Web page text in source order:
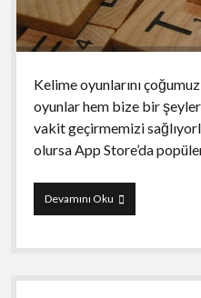
Kelime oyunlarını
oyunlar hem bize bir
vakit geçirmemizi
olursa App Store’da
Devamını OkuTürkçe
Scrabble